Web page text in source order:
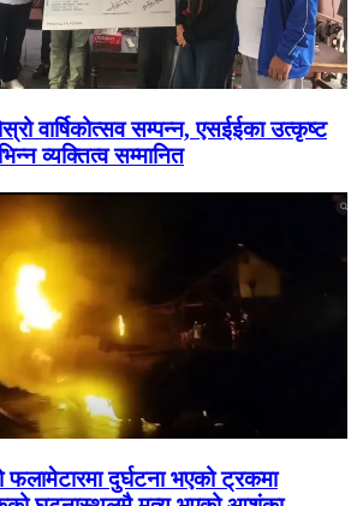
वार्षिकोत्सव सम्पन्न, एसईईका उत्कृष्ट
व्यक्तित्व सम्मानित
फलामेटारमा दुर्घटना भएको ट्रकमा